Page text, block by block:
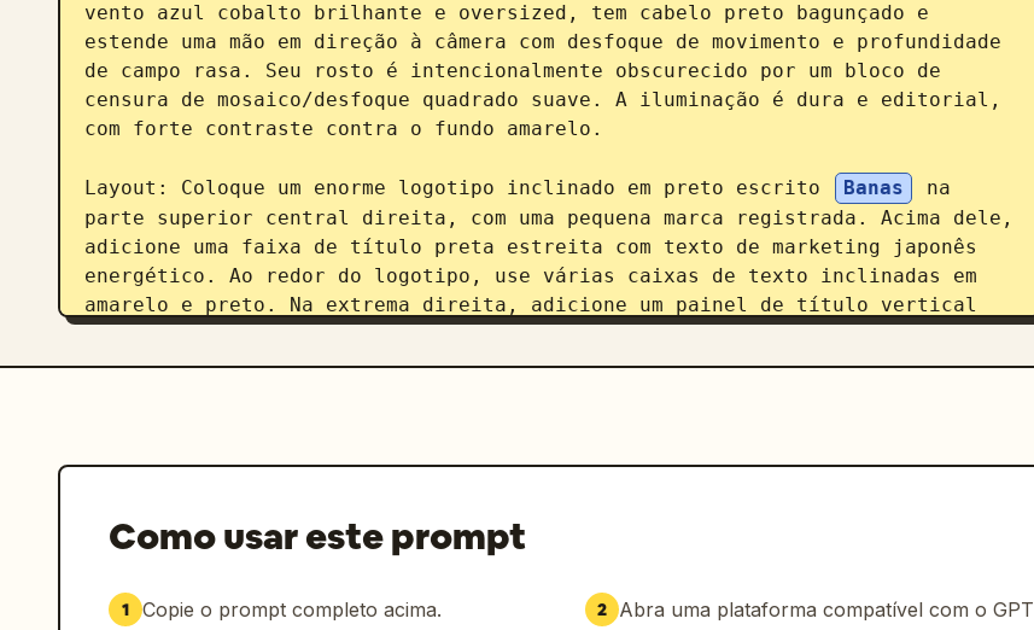
vento azul cobalto brilhante e oversized, tem cabelo preto bagunçado e
estende uma mão em direção à câmera com desfoque de movimento e profundidade
de campo rasa. Seu rosto é intencionalmente obscurecido por um bloco de
censura de mosaico/desfoque quadrado suave. A iluminação é dura e editorial,
com forte contraste contra o fundo amarelo.
Layout: Coloque um enorme logotipo inclinado em preto escrito Banas
na
parte superior central direita, com uma pequena marca registrada. Acima dele,
adicione uma faixa de título preta estreita com texto de marketing japonês
energético. Ao redor do logotipo, use várias caixas de texto inclinadas em
amarelo e preto. Na extrema direita, adicione um painel de título vertical
recursos do produto e rótulos.
chamada para ação à direita escrito
horizontal e vertical.
Como usar este prompt
1 Copie o prompt completo acima. 2 Abra uma plataforma compatível com o GPT